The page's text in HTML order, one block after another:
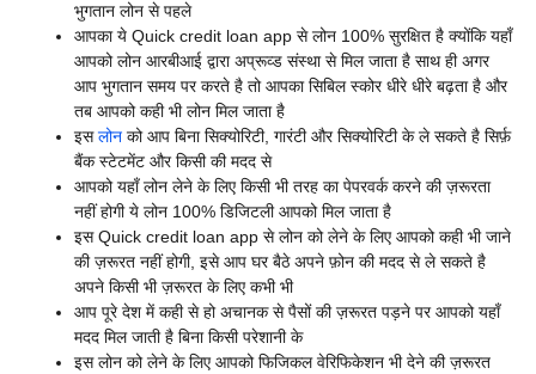
भुगतान लोन से पहले
आपका ये Quick credit loan app सेलोन 100% सुरक्षित है क्योंकि यहाँ
आपको लोन आरबीआई द्वारा अप्रूव्ड संस्था से मिल जाता है साथ ही अगर
आप भुगतान समय पर करते है तो आपका सिबिल स्कोर धीरे धीरे बढ़ता है और
तब आपको कही भी लोन मिल जाता है
इसलोन को आप बिना सिक्योरिटी, गारंटी और सिक्योरिटी के ले सकते है सिर्फ़
बैंक स्टेटमेंट और किसी की मदद से
आपको यहाँ लोन लेने के लिए किसी भी तरह का पेपरवर्क करने की ज़रूरता
नहीं होगी ये लोन 100% डिजिटली आपको मिल जाता है
इसQuick credit loan app सेलोन को लेने के लिए आपको कही भी जाने
की ज़रूरत नहीं होगी, इसे आप घर बैठे अपने फ़ोन की मदद से ले सकते है
अपने किसी भी ज़रूरत के लिए कभी भी
आप पूरे देश में कही से हो अचानक से पैसों की ज़रूरत पड़ने पर आपको यहाँ
मदद मिल जाती है बिना किसी परेशानी के
इस लोन को लेने के लिए आपको फिजिकल वेरिफिकेशन भी देने की ज़रूरत